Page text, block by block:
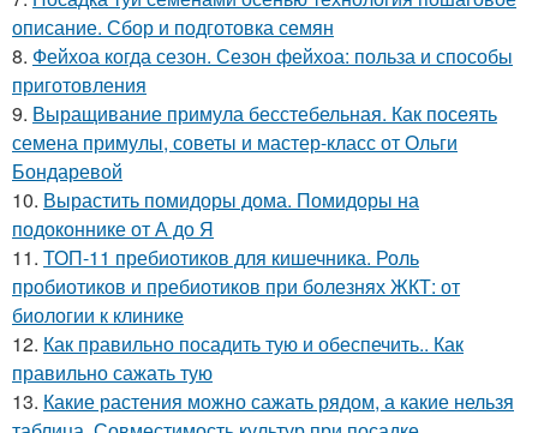
описание. Сбор и подготовка семян
8. Фейхоа когда сезон. Сезон фейхоа: польза и способы
приготовления
9. Выращивание примула бесстебельная. Как посеять
семена примулы, советы и мастер-класс от Ольги
Бондаревой
10. Вырастить помидоры дома. Помидоры на
подоконнике от А до Я
11. ТОП-11 пребиотиков для кишечника. Роль
пробиотиков и пребиотиков при болезнях ЖКТ: от
биологии к клинике
12. Как правильно посадить тую и обеспечить.. Как
правильно сажать тую
13. Какие растения можно сажать рядом, а какие нельзя